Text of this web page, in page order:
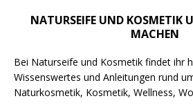
NATURSEIFE UND KOSMETIK
MACHEN
Bei Naturseife und Kosmetik findet ihr
Wissenswertes und Anleitungen rund
Naturkosmetik, Kosmetik, Wellness,